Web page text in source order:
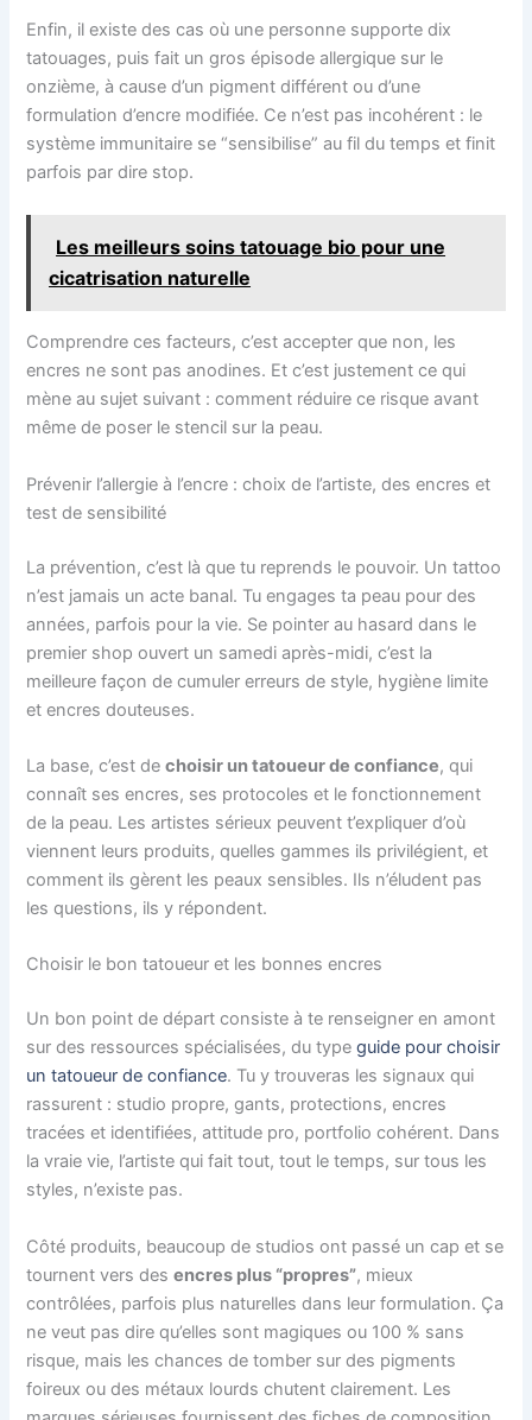
Enfin, il existe des cas où une personne supporte dix
tatouages, puis fait un gros épisode allergique sur le
onzième, à cause d’un pigment différent ou d’une
formulation d’encre modifiée. Ce n’est pas incohérent : le
système immunitaire se “sensibilise” au fil du temps et finit
parfois par dire stop.
Les meilleurs soins tatouage bio pour une
cicatrisation naturelle
Comprendre ces facteurs, c’est accepter que non, les
encres ne sont pas anodines. Et c’est justement ce qui
mène au sujet suivant : comment réduire ce risque avant
même de poser le stencil sur la peau.
Prévenir l’allergie à l’encre : choix de l’artiste, des encres et
test de sensibilité
La prévention, c’est là que tu reprends le pouvoir. Un tattoo
n’est jamais un acte banal. Tu engages ta peau pour des
années, parfois pour la vie. Se pointer au hasard dans le
premier shop ouvert un samedi après-midi, c’est la
meilleure façon de cumuler erreurs de style, hygiène limite
et encres douteuses.
La base, c’est dechoisir un tatoueur de confiance, qui
connaît ses encres, ses protocoles et le fonctionnement
de la peau. Les artistes sérieux peuvent t’expliquer d’où
viennent leurs produits, quelles gammes ils privilégient, et
comment ils gèrent les peaux sensibles. Ils n’éludent pas
les questions, ils y répondent.
Choisir le bon tatoueur et les bonnes encres
Un bon point de départ consiste à te renseigner en amont
sur des ressources spécialisées, du typeguide pour choisir
un tatoueur de confiance. Tu y trouveras les signaux qui
rassurent : studio propre, gants, protections, encres
tracées et identifiées, attitude pro, portfolio cohérent. Dans
la vraie vie, l’artiste qui fait tout, tout le temps, sur tous les
styles, n’existe pas.
Côté produits, beaucoup de studios ont passé un cap et se
tournent vers desencres plus “propres”, mieux
contrôlées, parfois plus naturelles dans leur formulation. Ça
ne veut pas dire qu’elles sont magiques ou 100 % sans
risque, mais les chances de tomber sur des pigments
foireux ou des métaux lourds chutent clairement. Les